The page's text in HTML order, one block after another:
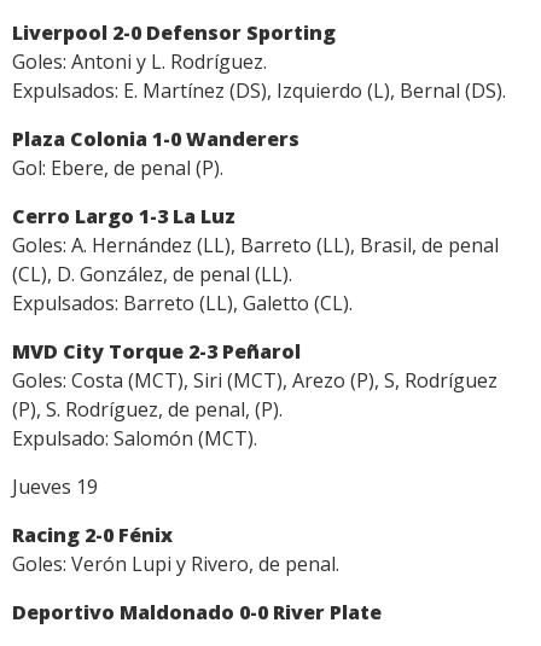
Liverpool 2-0 Defensor Sporting
Goles: Antoni y L. Rodríguez.
Expulsados: E. Martínez (DS), Izquierdo (L), Bernal (DS).
Plaza Colonia 1-0 Wanderers
Gol: Ebere, de penal (P).
Cerro Largo 1-3 La Luz
Goles: A. Hernández (LL), Barreto (LL), Brasil, de penal
(CL), D. González, de penal (LL).
Expulsados: Barreto (LL), Galetto (CL).
MVD City Torque 2-3 Peñarol
Goles: Costa (MCT), Siri (MCT), Arezo (P), S, Rodríguez
(P), S. Rodríguez, de penal, (P).
Expulsado: Salomón (MCT).
Jueves 19
Racing 2-0 Fénix
Goles: Verón Lupi y Rivero, de penal.
Deportivo Maldonado 0-0 River Plate